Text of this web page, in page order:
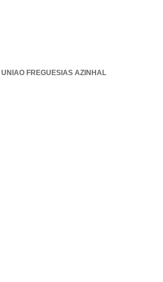
UNIAO FREGUESIAS AZINHAL